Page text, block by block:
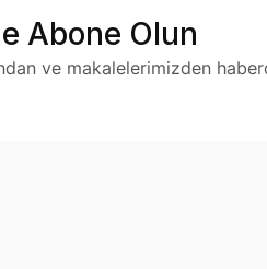
Abone Olun
ve makalelerimizden